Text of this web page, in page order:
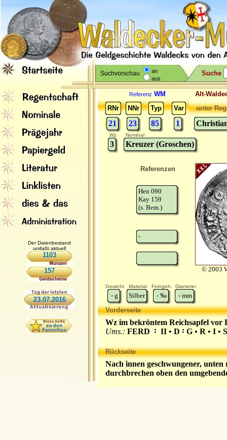
Suchvorschau
an
aus
Suche
Der Datenbestand
umfaßt aktuell
1103
157
23.07.2016
Referenz WM
Alt-
RNr
NNr Typ Var
21 23 85 1
unter
Wz Nominal
3 Kreuzer (Groschen)
Referenzen
Hen 090
Kay 159
(s. Bem.)
-
© 2003
Gewicht Material Feingeh. Diameter
- g Silber - ‰ - mm
Vorderseite
Wz im bekröntem Reichsapfel
Ums.: FERD II • D G • R • I •
Rückseite
Nach innen geschwungener,
durchbrechen oben den